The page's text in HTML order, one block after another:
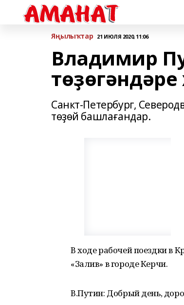
Яңылыҡтар 21 ИЮЛЯ 2020, 11:06
Владимир
Санкт-Петербург,
төҙөй башлағандар.
В ходе рабочей поездки в
«Залив» в городе Керчи.
В.Путин: Добрый день,